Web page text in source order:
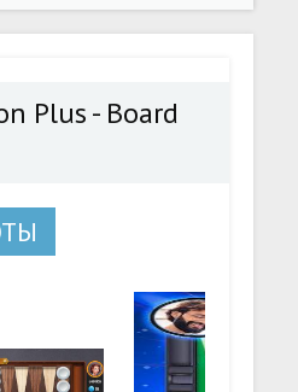
Game (Много монет) на
Plus - Board